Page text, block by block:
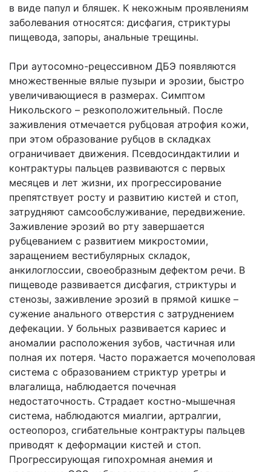
в виде папул и бляшек. К некожным проявлениям
заболевания относятся: дисфагия, стриктуры
пищевода, запоры, анальные трещины.
При аутосомно-рецессивном ДБЭ появляются
множественные вялые пузыри и эрозии, быстро
увеличивающиеся в размерах. Симптом
Никольского – резкоположительный. После
заживления отмечается рубцовая атрофия кожи,
при этом образование рубцов в складках
ограничивает движения. Псевдосиндактилии и
контрактуры пальцев развиваются с первых
месяцев и лет жизни, их прогрессирование
препятствует росту и развитию кистей и стоп,
затрудняют самсообслуживание, передвижение.
Заживление эрозий во рту завершается
рубцеванием с развитием микростомии,
заращением вестибулярных складок,
анкилоглоссии, своеобразным дефектом речи. В
пищеводе развивается дисфагия, стриктуры и
стенозы, заживление эрозий в прямой кишке –
сужение анального отверстия с затруднением
дефекации. У больных развивается кариес и
аномалии расположения зубов, частичная или
полная их потеря. Часто поражается мочеполовая
система с образованием стриктур уретры и
влагалища, наблюдается почечная
недостаточность. Страдает костно-мышечная
система, наблюдаются миалгии, артралгии,
остеопороз, сгибательные контрактуры пальцев
приводят к деформации кистей и стоп.
Прогрессирующая гипохромная анемия и